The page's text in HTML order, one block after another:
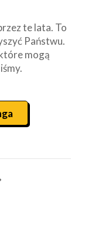
te lata. To
Państwu.
mogą